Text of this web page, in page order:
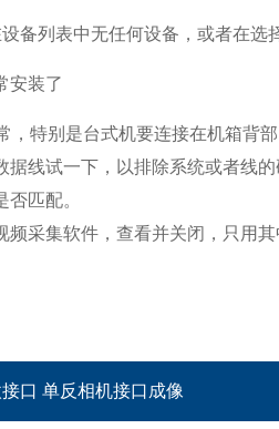
备列表中无任何设备，或者在选
安装了
，特别是台式机要连接在机箱背
据线试一下，以排除系统或者线
匹配。
频采集软件，查看并关闭，只用
接口 单反相机接口成像